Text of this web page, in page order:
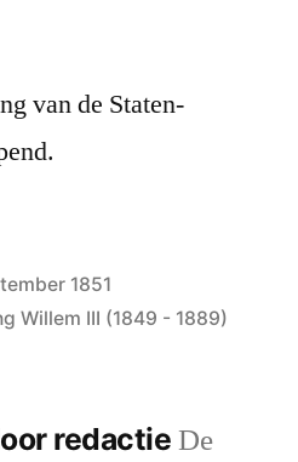
van de Staten-
1851
Willem III (1849 - 1889)
redactie De